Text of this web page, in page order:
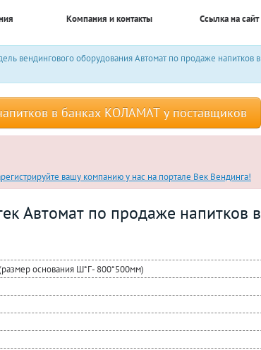
Компания и контакты Ссылка на сайт
вендингового оборудования Автомат по продаже напитков в
в банках КОЛАМАТ у поставщиков
вашу компанию у нас на портале Век Вендинга!
Автомат по продаже напитков в
основания Ш*Г- 800*500мм)